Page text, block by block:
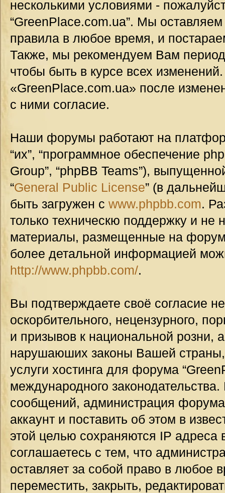
несколькими условиями -
“GreenPlace.com.ua”. Мы
правила в любое время, и
Также, мы рекомендуем Вам
чтобы быть в курсе всех
«GreenPlace.com.ua» после
с ними согласие.
Наши форумы работают на
“их”, “программное обеспечение
Group”, “phpBB Teams”),
“General Public License” (в
быть загружен с www.phpbb.com.
только техническю поддержку и не
материалы, размещенные на
более детальной информацией
http://www.phpbb.com/.
Вы подтверждаете своё согласие
оскорбительного, нецензурного,
и призывов к национальной розни,
нарушаюших законы Вашей страны,
услуги хостинга для форума
международного
сообщений, администрация
аккаунт и поставить об этом в
этой целью сохраняются IP
соглашаетесь с тем, что
оставляет за собой право в любое
переместить, закрыть,